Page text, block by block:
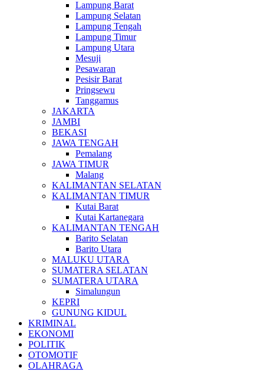
Lampung Barat
Lampung Selatan
Lampung Tengah
Lampung Timur
Lampung Utara
Mesuji
Pesawaran
Pesisir Barat
Pringsewu
Tanggamus
JAKARTA
JAMBI
BEKASI
JAWA TENGAH
Pemalang
JAWA TIMUR
Malang
KALIMANTAN SELATAN
KALIMANTAN TIMUR
Kutai Barat
Kutai Kartanegara
KALIMANTAN TENGAH
Barito Selatan
Barito Utara
MALUKU UTARA
SUMATERA SELATAN
SUMATERA UTARA
Simalungun
KEPRI
GUNUNG KIDUL
KRIMINAL
EKONOMI
POLITIK
OTOMOTIF
OLAHRAGA